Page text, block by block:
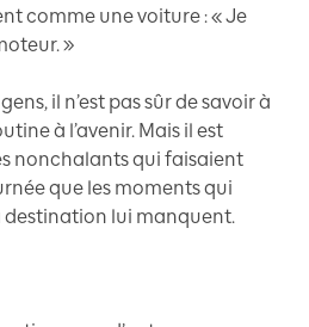
comme une voiture : « Je
»
il n’est pas sûr de savoir à
à l’avenir. Mais il est
nonchalants qui faisaient
que les moments qui
destination lui manquent.